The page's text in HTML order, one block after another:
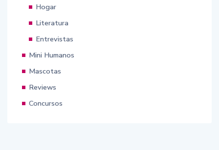
Hogar
Literatura
Entrevistas
Mini Humanos
Mascotas
Reviews
Concursos